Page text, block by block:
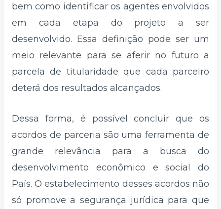
bem como identificar os agentes envolvidos
em cada etapa do projeto a ser
desenvolvido. Essa definição pode ser um
meio relevante para se aferir no futuro a
parcela de titularidade que cada parceiro
deterá dos resultados alcançados.
Dessa forma, é possível concluir que os
acordos de parceria são uma ferramenta de
grande relevância para a busca do
desenvolvimento econômico e social do
País. O estabelecimento desses acordos não
só promove a segurança jurídica para que